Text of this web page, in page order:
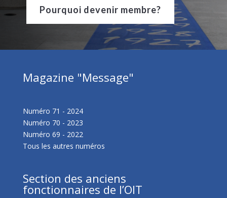
Pourquoi devenir membre?
Magazine "Message"
Numéro 71 - 2024
Numéro 70 - 2023
Numéro 69 - 2022
Tous les autres numéros
Section des anciens
fonctionnaires de l’OIT